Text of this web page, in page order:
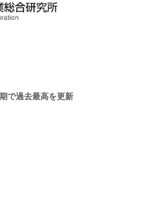
で過去最高を更新